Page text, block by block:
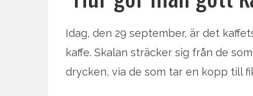
Idag, den 29 september, är det
kaffe. Skalan sträcker sig från de
drycken, via de som tar en kopp till